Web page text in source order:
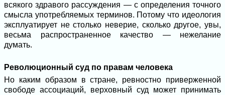
всякого здравого рассуждения — с определения точного
смысла употребляемых терминов. Потому что идеология
эксплуатирует не столько неверие, сколько другое, увы,
весьма распространенное качество — нежелание
думать.
Революционный суд по правам человека
Но каким образом в стране, ревностно приверженной
свободе ассоциаций, верховный суд может принимать